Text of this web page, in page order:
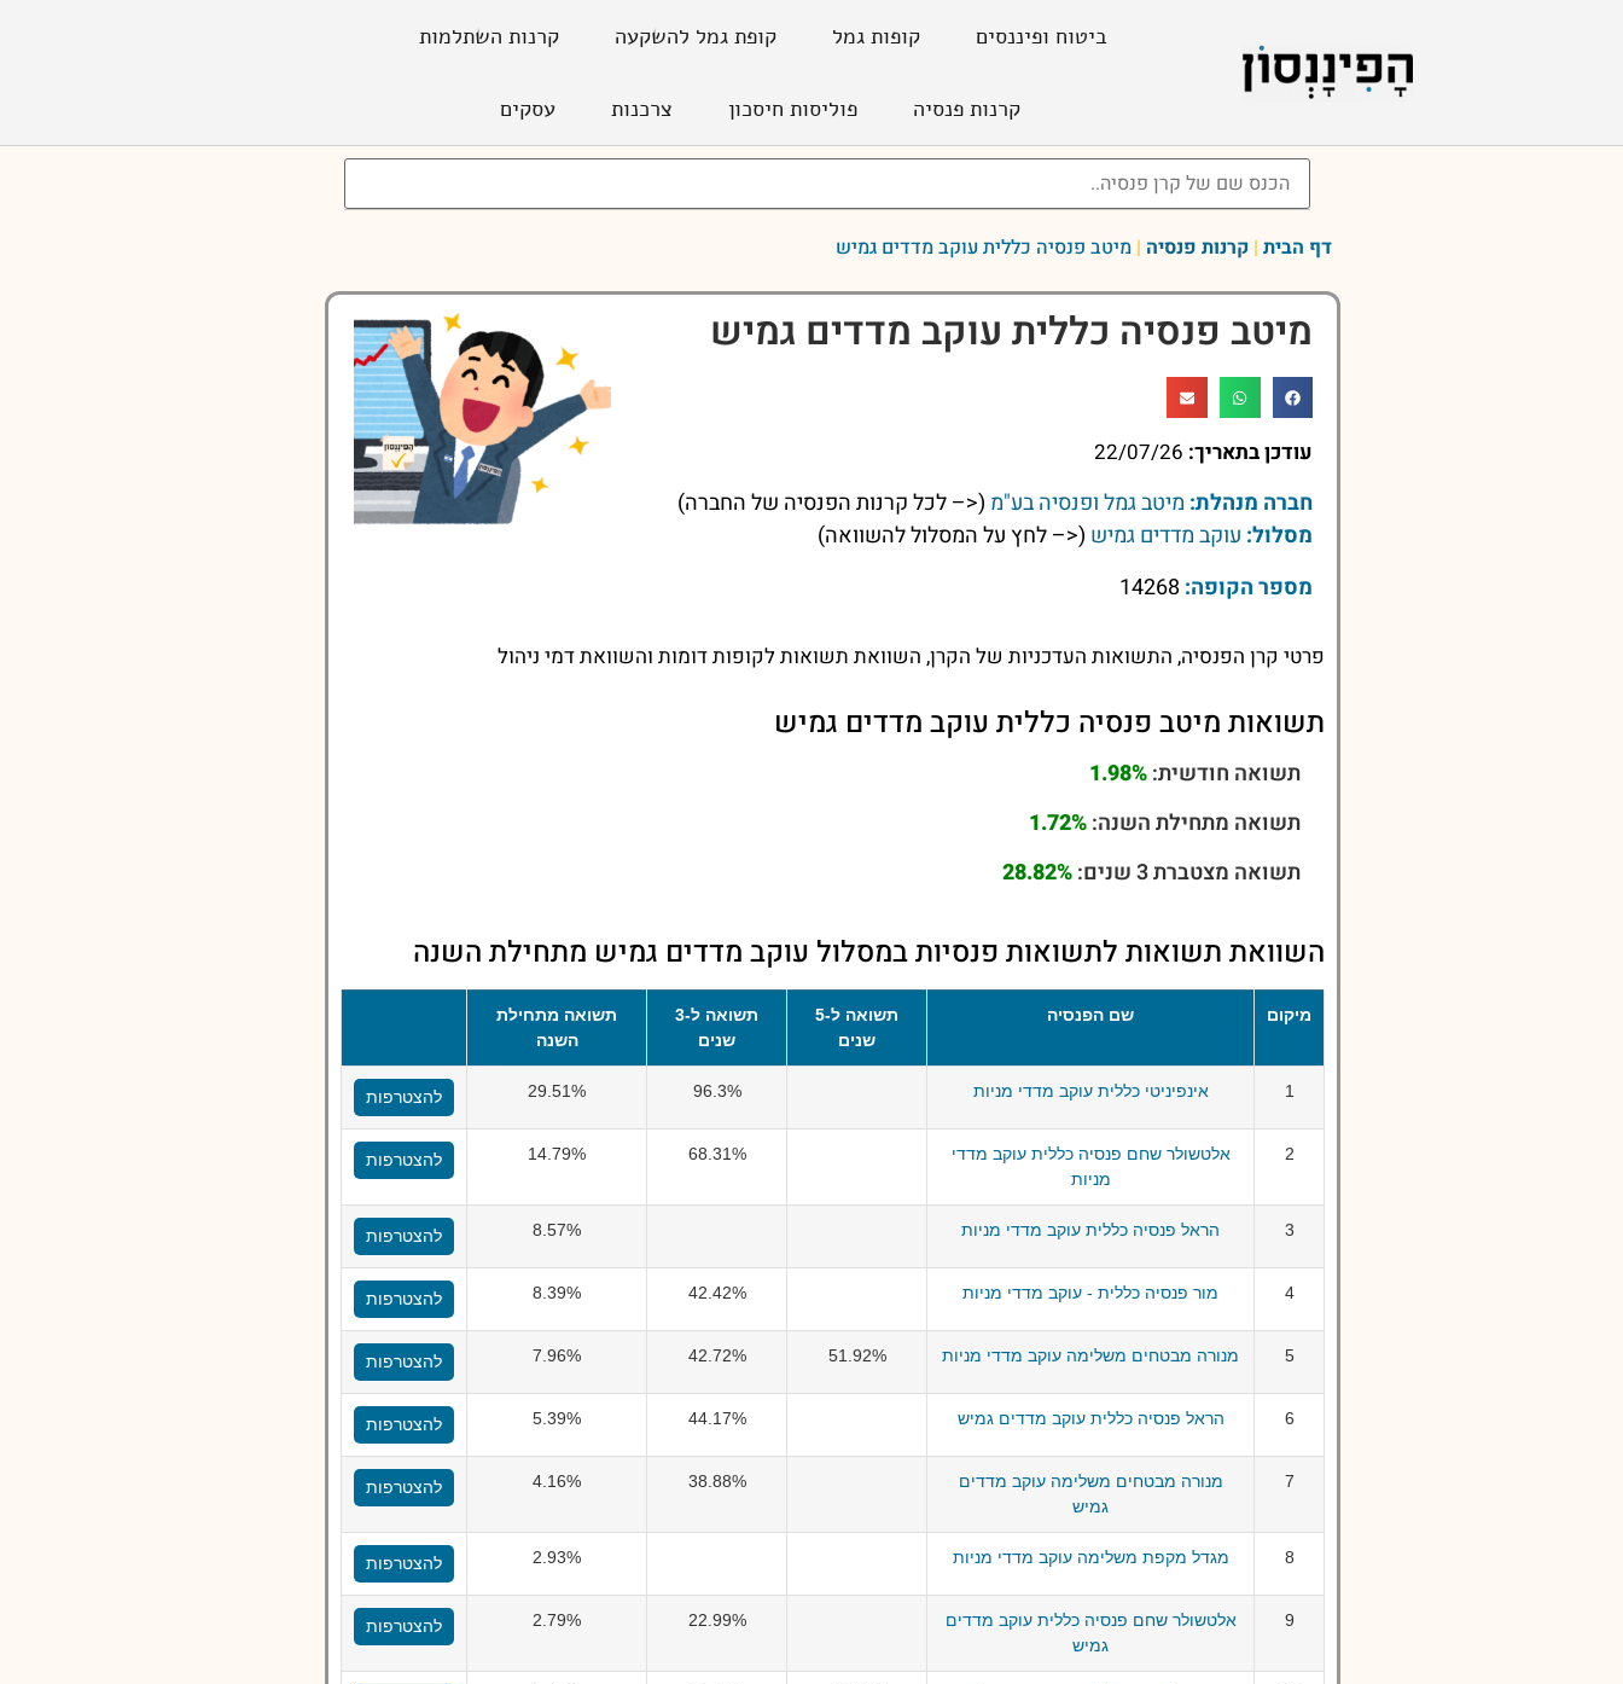
ביטוח ופיננסים קופות גמל קופת גמל להשקעה קרנות השתלמות
קרנות פנסיה פוליסות חיסכון צרכנות עסקים
דף הבית | קרנות פנסיה | מיטב פנסיה כללית עוקב מדדים גמיש
מיטב פנסיה כללית עוקב מדדים גמיש
עודכן בתאריך: 22/07/26
חברה מנהלת: מיטב גמל ופנסיה בע"מ (<– לכל קרנות הפנסיה של החברה)
מסלול: עוקב מדדים גמיש (<– לחץ על המסלול להשוואה)
מספר הקופה:
פרטי קרן הפנסיה, התשואות העדכניות של הקרן, השוואת תשואות לקופות דומות והשוואת דמי ניהול
תשואות מיטב פנסיה כללית עוקב מדדים גמיש
תשואה חודשית:1.98%
תשואה מתחילת השנה:1.72%
תשואה מצטברת 3 שנים:
28.82%
השוואת תשואות לתשואות פנסיות במסלול עוקב מדדים גמיש מתחילת השנה
מיקום שם הפנסיה
תשואה ל-5
שנים
תשואה ל-3
שנים
תשואה מתחילת
השנה
1 אינפיניטי כללית עוקב מדדי מניות 96.3%
29.51% להצטרפות
2
אלטשולר שחם פנסיה כללית עוקב מדדי
מניות
68.31%
14.79% להצטרפות
3 הראל פנסיה כללית עוקב מדדי מניות 8.57% להצטרפות
4 מור פנסיה כללית - עוקב מדדי מניות 42.42%
8.39% להצטרפות
5 מנורה מבטחים משלימה עוקב מדדי מניות 51.92%
42.72%
7.96% להצטרפות
6 הראל פנסיה כללית עוקב מדדים גמיש 44.17%
5.39% להצטרפות
7
מנורה מבטחים משלימה עוקב מדדים
גמיש
38.88%
4.16% להצטרפות
8 מגדל מקפת משלימה עוקב מדדי מניות 2.93% להצטרפות
9
אלטשולר שחם פנסיה כללית עוקב מדדים
גמיש
22.99%
2.79% להצטרפות